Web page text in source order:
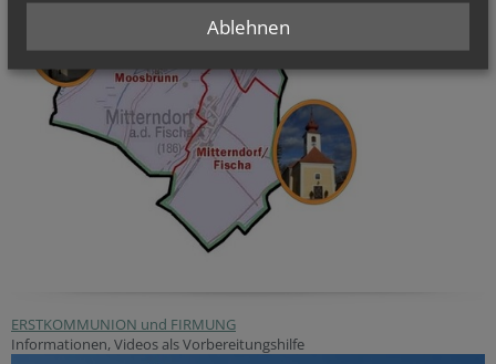
ERSTKOMMUNION und FIRMUNG
Informationen, Videos als Vorbereitungshilfe
Ablehnen